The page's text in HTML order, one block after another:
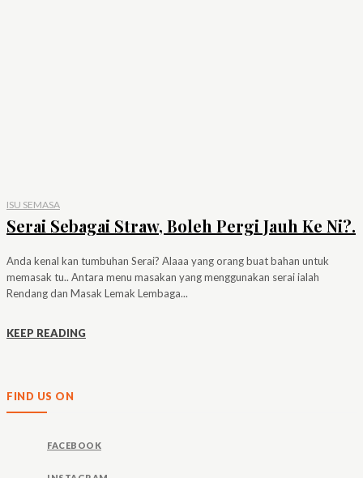
ISU SEMASA
Serai Sebagai Straw, Boleh Pergi Jauh Ke Ni?.
Anda kenal kan tumbuhan Serai? Alaaa yang orang buat bahan untuk
memasak tu.. Antara menu masakan yang menggunakan serai ialah
Rendang dan Masak Lemak Lembaga...
KEEP READING
FIND US ON
FACEBOOK